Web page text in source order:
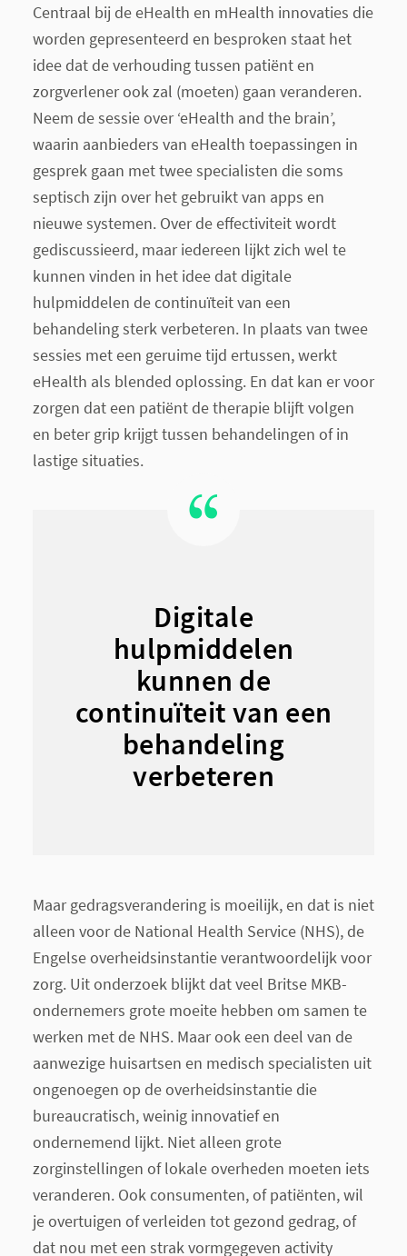
Centraal bij de eHealth en mHealth innovaties die
worden gepresenteerd en besproken staat het
idee dat de verhouding tussen patiënt en
zorgverlener ook zal (moeten) gaan veranderen.
Neem de sessie over ‘eHealth and the brain’,
waarin aanbieders van eHealth toepassingen in
gesprek gaan met twee specialisten die soms
septisch zijn over het gebruikt van apps en
nieuwe systemen. Over de effectiviteit wordt
gediscussieerd, maar iedereen lijkt zich wel te
kunnen vinden in het idee dat digitale
hulpmiddelen de continuïteit van een
behandeling sterk verbeteren. In plaats van twee
sessies met een geruime tijd ertussen, werkt
eHealth als blended oplossing. En dat kan er voor
zorgen dat een patiënt de therapie blijft volgen
en beter grip krijgt tussen behandelingen of in
lastige situaties.
Digitale
hulpmiddelen
kunnen de
continuïteit van een
behandeling
verbeteren
Maar gedragsverandering is moeilijk, en dat is niet
alleen voor de National Health Service (NHS), de
Engelse overheidsinstantie verantwoordelijk voor
zorg. Uit onderzoek blijkt dat veel Britse MKB-
ondernemers grote moeite hebben om samen te
werken met de NHS. Maar ook een deel van de
aanwezige huisartsen en medisch specialisten uit
ongenoegen op de overheidsinstantie die
bureaucratisch, weinig innovatief en
ondernemend lijkt. Niet alleen grote
zorginstellingen of lokale overheden moeten iets
veranderen. Ook consumenten, of patiënten, wil
je overtuigen of verleiden tot gezond gedrag, of
dat nou met een strak vormgegeven activity